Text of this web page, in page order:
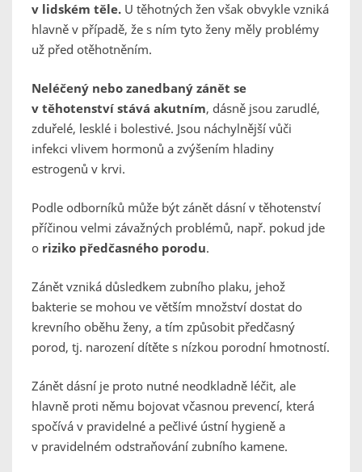
v lidském těle. U těhotných žen však obvykle vzniká
hlavně v případě, že s ním tyto ženy měly problémy
už před otěhotněním.
Neléčený nebo zanedbaný zánět se
v těhotenství stává akutním, dásně jsou zarudlé,
zduřelé, lesklé i bolestivé. Jsou náchylnější vůči
infekci vlivem hormonů a zvýšením hladiny
estrogenů v krvi.
Podle odborníků může být zánět dásní v těhotenství
příčinou velmi závažných problémů, např. pokud jde
o riziko předčasného porodu.
Zánět vzniká důsledkem zubního plaku, jehož
bakterie se mohou ve větším množství dostat do
krevního oběhu ženy, a tím způsobit předčasný
porod, tj. narození dítěte s nízkou porodní hmotností.
Zánět dásní je proto nutné neodkladně léčit, ale
hlavně proti němu bojovat včasnou prevencí, která
spočívá v pravidelné a pečlivé ústní hygieně a
v pravidelném odstraňování zubního kamene.